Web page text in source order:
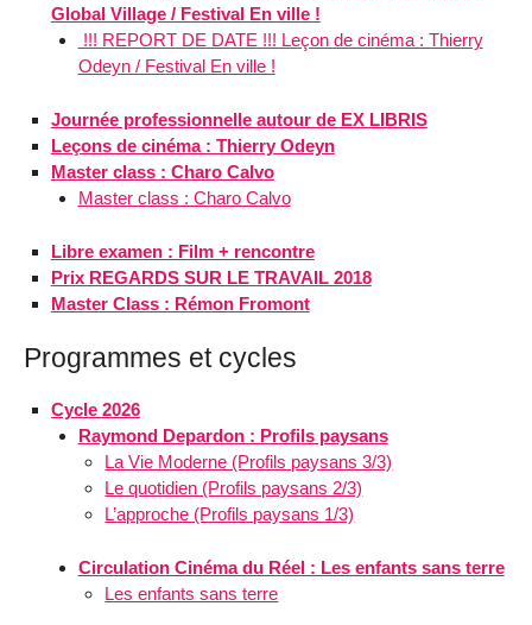
Global Village / Festival En ville !
!!! REPORT DE DATE !!! Leçon de cinéma : Thierry
Odeyn / Festival En ville !
Journée professionnelle autour de EX LIBRIS
Leçons de cinéma : Thierry Odeyn
Master class : Charo Calvo
Master class : Charo Calvo
Libre examen : Film + rencontre
Prix REGARDS SUR LE TRAVAIL 2018
Master Class : Rémon Fromont
Programmes et cycles
Cycle 2026
Raymond Depardon : Profils paysans
La Vie Moderne (Profils paysans 3/3)
Le quotidien (Profils paysans 2/3)
L’approche (Profils paysans 1/3)
Circulation Cinéma du Réel : Les enfants sans terre
Les enfants sans terre